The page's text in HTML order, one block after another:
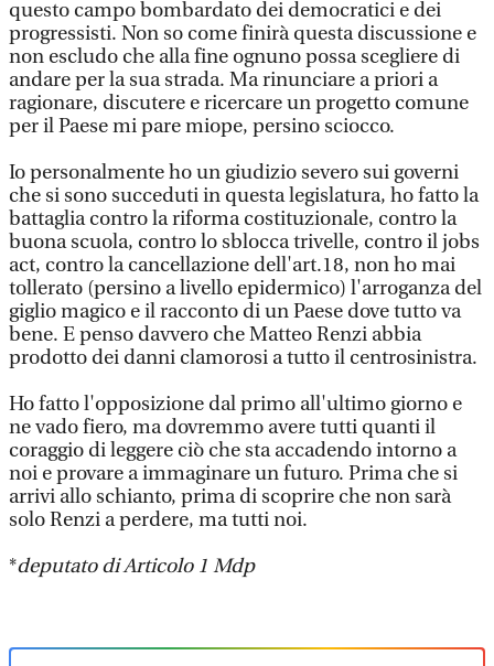
questo campo bombardato dei democratici e dei
progressisti. Non so come finirà questa discussione e
non escludo che alla fine ognuno possa scegliere di
andare per la sua strada. Ma rinunciare a priori a
ragionare, discutere e ricercare un progetto comune
per il Paese mi pare miope, persino sciocco.
Io personalmente ho un giudizio severo sui governi
che si sono succeduti in questa legislatura, ho fatto la
battaglia contro la riforma costituzionale, contro la
buona scuola, contro lo sblocca trivelle, contro il jobs
act, contro la cancellazione dell'art.18, non ho mai
tollerato (persino a livello epidermico) l'arroganza del
giglio magico e il racconto di un Paese dove tutto va
bene. E penso davvero che Matteo Renzi abbia
prodotto dei danni clamorosi a tutto il centrosinistra.
Ho fatto l'opposizione dal primo all'ultimo giorno e
ne vado fiero, ma dovremmo avere tutti quanti il
coraggio di leggere ciò che sta accadendo intorno a
noi e provare a immaginare un futuro. Prima che si
arrivi allo schianto, prima di scoprire che non sarà
solo Renzi a perdere, ma tutti noi.
*deputato di Articolo 1 Mdp